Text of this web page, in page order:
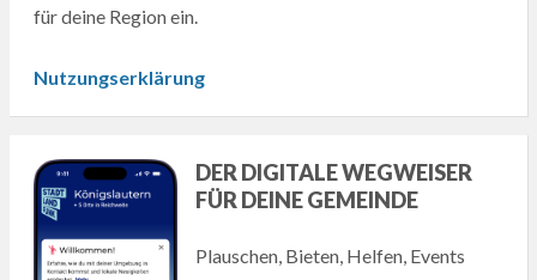
für deine Region ein.
Nutzungserklärung
DER DIGITALE WEGWEISER
FÜR DEINE GEMEINDE
Plauschen, Bieten, Helfen, Events